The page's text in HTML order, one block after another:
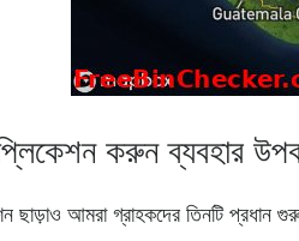
করুন ব্যবহার
ছাড়াও আমরা গ্রাহকদের তিনটি প্রধান